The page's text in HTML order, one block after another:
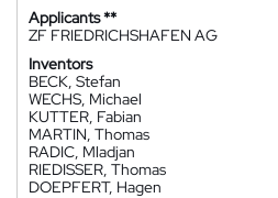
Applicants **
ZF FRIEDRICHSHAFEN AG
Inventors
BECK, Stefan
WECHS, Michael
KUTTER, Fabian
MARTIN, Thomas
RADIC, Mladjan
RIEDISSER, Thomas
DOEPFERT, Hagen